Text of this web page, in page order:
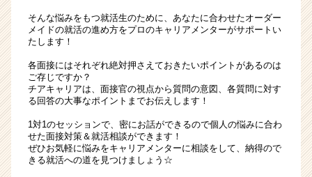
そんな悩みをもつ就活生のために、あなたに合わせたオーダー
メイドの就活の進め方をプロのキャリアメンターがサポートい
たします！
各面接にはそれぞれ絶対押さえておきたいポイントがあるのは
ご存じですか？
チアキャリアは、面接官の視点から質問の意図、各質問に対す
る回答の大事なポイントまでお伝えします！
1対1のセッションで、密にお話ができるので個人の悩みに合わ
せた面接対策＆就活相談ができます！
ぜひお気軽に悩みをキャリアメンターに相談をして、納得ので
きる就活への道を見つけましょう☆